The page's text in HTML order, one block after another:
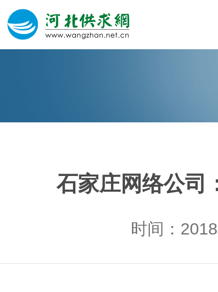
石家庄网络公司
时间：